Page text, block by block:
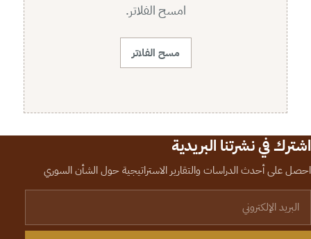
امسح الفلاتر.
مسح الفلاتر
اشترك في نشرتنا البريدية
احصل على أحدث الدراسات والتقارير الاستراتيجية حول الشأن السوري